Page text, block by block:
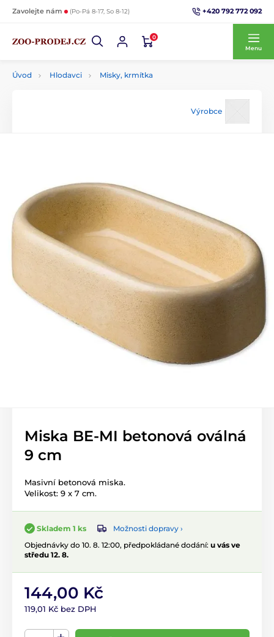
Zavolejte nám (Po-Pá 8-17, So 8-12) +420 792 772 092
0
Menu
Úvod Hlodavci Misky, krmítka
Výrobce
Miska BE-MI betonová oválná
9 cm
Masivní betonová miska.
Velikost: 9 x 7 cm.
Skladem 1 ks
Možnosti dopravy ›
Objednávky do 10. 8. 12:00, předpokládané dodání: u vás ve
středu 12. 8.
144,00 Kč
119,01 Kč bez DPH